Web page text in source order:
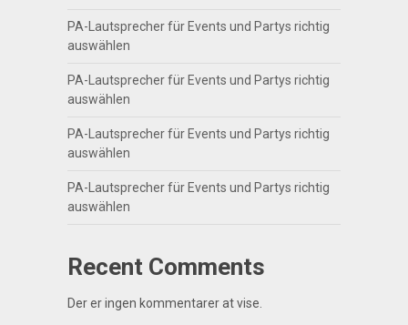
PA-Lautsprecher für Events und Partys richtig
auswählen
PA-Lautsprecher für Events und Partys richtig
auswählen
PA-Lautsprecher für Events und Partys richtig
auswählen
PA-Lautsprecher für Events und Partys richtig
auswählen
Recent Comments
Der er ingen kommentarer at vise.